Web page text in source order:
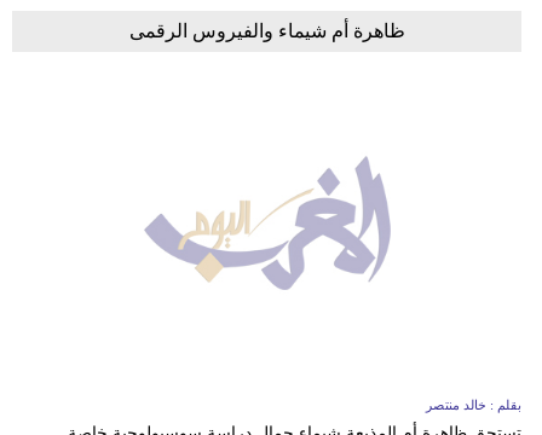
ظاهرة أم شيماء والفيروس الرقمى
بقلم : خالد منتصر